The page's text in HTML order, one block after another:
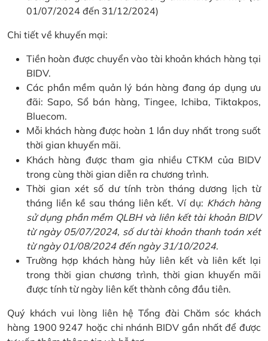
01/07/2024 đến 31/12/2024)
Chi tiết về khuyến mại:
Tiền hoàn được chuyển vào tài khoản khách hàng tại
BIDV.
Các phần mềm quản lý bán hàng đang áp dụng ưu
đãi: Sapo, Sổ bán hàng, Tingee, Ichiba, Tiktakpos,
Bluecom.
Mỗi khách hàng được hoàn 1 lần duy nhất trong suốt
thời gian khuyến mãi.
Khách hàng được tham gia nhiều CTKM của BIDV
trong cùng thời gian diễn ra chương trình.
Thời gian xét số dư tính tròn tháng dương lịch từ
tháng liền kề sau tháng liên kết. Ví dụ: Khách hàng
sử dụng phần mềm QLBH và liên kết tài khoản BIDV
từ ngày 05/07/2024, số dư tài khoản thanh toán xét
từ ngày 01/08/2024 đến ngày 31/10/2024.
Trường hợp khách hàng hủy liên kết và liên kết lại
trong thời gian chương trình, thời gian khuyến mãi
được tính từ ngày liên kết thành công đầu tiên.
Quý khách vui lòng liên hệ Tổng đài Chăm sóc khách
hàng 1900 9247 hoặc chi nhánh BIDV gần nhất để được